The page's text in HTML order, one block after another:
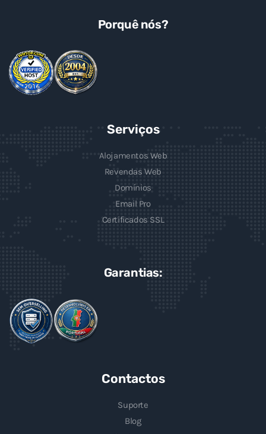
Porquê nós?
Serviços
Alojamentos Web
Revendas Web
Domínios
Email Pro
Certificados SSL
Garantias:
Contactos
Suporte
Blog